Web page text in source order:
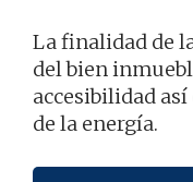
La finalidad de
del bien
accesibilidad
de la energía.